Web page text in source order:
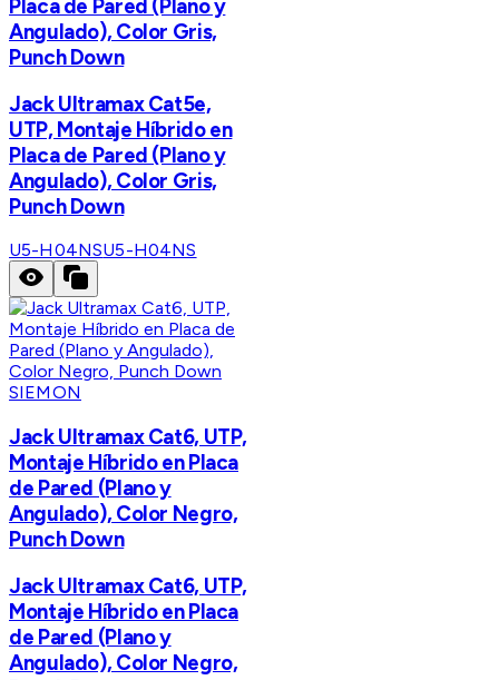
Placa de Pared (Plano y
Angulado), Color Gris,
Punch Down
Jack Ultramax Cat5e,
UTP, Montaje Híbrido en
Placa de Pared (Plano y
Angulado), Color Gris,
Punch Down
U5-H04NSU5-H04NS
SIEMON
Jack Ultramax Cat6, UTP,
Montaje Híbrido en Placa
de Pared (Plano y
Angulado), Color Negro,
Punch Down
Jack Ultramax Cat6, UTP,
Montaje Híbrido en Placa
de Pared (Plano y
Angulado), Color Negro,